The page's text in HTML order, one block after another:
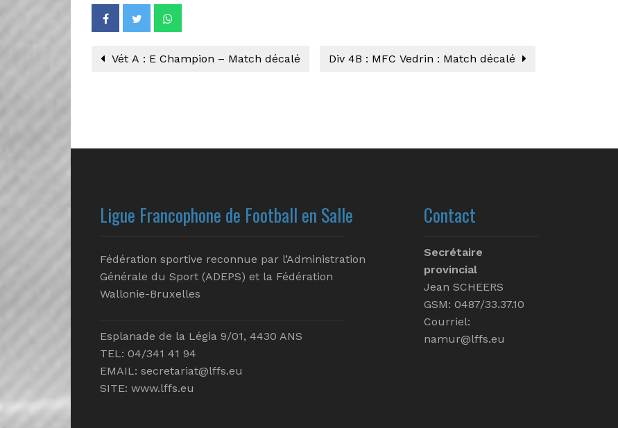
Vét A : E Champion – Match décalé Div 4B : MFC Vedrin : Match décalé
Ligue Francophone de Football en Salle
Fédération sportive reconnue par l’Administration
Générale du Sport (ADEPS) et la Fédération
Wallonie-Bruxelles
Esplanade de la Légia 9/01, 4430 ANS
TEL: 04/341 41 94
EMAIL: secretariat@lffs.eu
SITE: www.lffs.eu
Contact
Secrétaire
provincial
Jean SCHEERS
GSM: 0487/33.37.10
Courriel:
namur@lffs.eu